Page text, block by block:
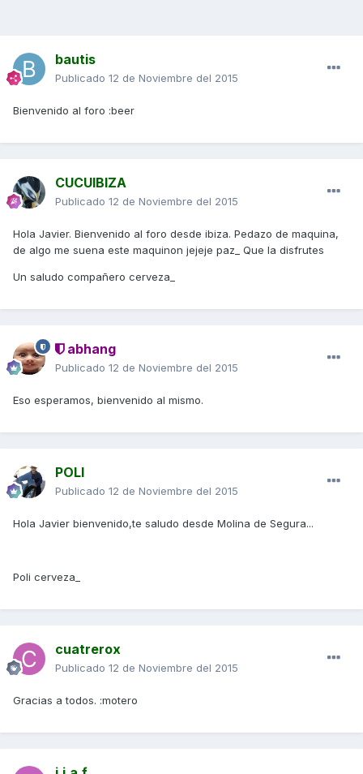
bautis
Publicado 12 de Noviembre del 2015
Bienvenido al foro :beer
CUCUIBIZA
Publicado 12 de Noviembre del 2015
Hola Javier. Bienvenido al foro desde ibiza. Pedazo de maquina,
de algo me suena este maquinon jejeje paz_ Que la disfrutes
Un saludo compañero cerveza_
abhang
Publicado 12 de Noviembre del 2015
Eso esperamos, bienvenido al mismo.
POLI
Publicado 12 de Noviembre del 2015
Hola Javier bienvenido,te saludo desde Molina de Segura...
Poli cerveza_
cuatrerox
Publicado 12 de Noviembre del 2015
Gracias a todos. :motero